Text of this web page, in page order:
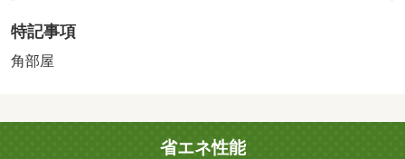
特記事項
角部屋
省エネ性能